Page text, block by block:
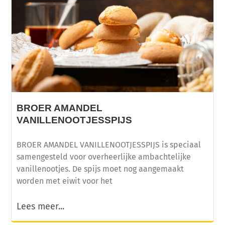
BROER AMANDEL
VANILLENOOTJESSPIJS
BROER AMANDEL VANILLENOOTJESSPIJS is speciaal
samengesteld voor overheerlijke ambachtelijke
vanillenootjes. De spijs moet nog aangemaakt
worden met eiwit voor het
Lees meer...